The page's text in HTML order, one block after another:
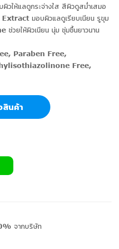
ให้แลดูกระจ่างใส สีผิวดูสม่ำเสมอ
มอบผิวแลดูเรียบเนียน รูขุม
ช่วยให้ผิวเนียน นุ่ม ชุ่มชื้นยาวนาน
Paraben Free,
Free,
สินค้า
จากบริษัท